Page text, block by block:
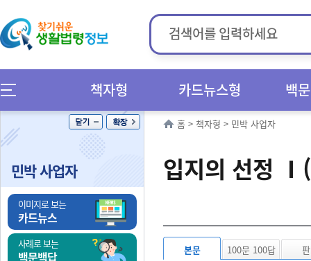
책자형 카드뉴스형 백
민박 사업자
이미지로 보는
카드뉴스
사례로 보는
백문백답
홈 > 책자형 > 민박 사업자
입지의 선정
본문 100문 100답